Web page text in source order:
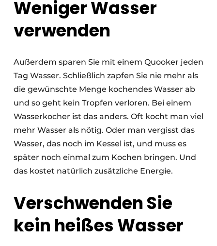
Weniger Wasser
verwenden
Außerdem sparen Sie mit einem Quooker jeden
Tag Wasser. Schließlich zapfen Sie nie mehr als
die gewünschte Menge kochendes Wasser ab
und so geht kein Tropfen verloren. Bei einem
Wasserkocher ist das anders. Oft kocht man viel
mehr Wasser als nötig. Oder man vergisst das
Wasser, das noch im Kessel ist, und muss es
später noch einmal zum Kochen bringen. Und
das kostet natürlich zusätzliche Energie.
Verschwenden Sie
kein heißes Wasser